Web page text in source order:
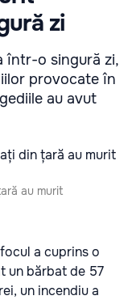
zi
într-o singură zi,
provocate în
au avut
au murit
a cuprins o
un bărbat de 57
un incendiu a